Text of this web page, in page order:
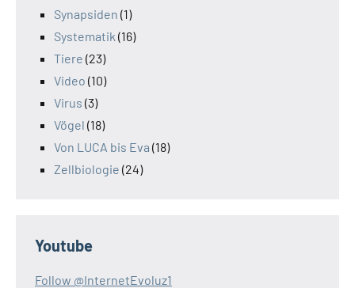
Synapsiden (1)
Systematik (16)
Tiere (23)
Video (10)
Virus (3)
Vögel (18)
Von LUCA bis Eva (18)
Zellbiologie (24)
Youtube
Follow @InternetEvoluz1